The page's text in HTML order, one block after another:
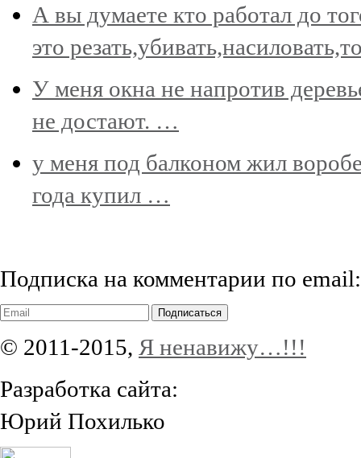
А вы думаете кто работал до
это
У меня окна не напротив
не достают. …
у меня под балконом жил
года купил …
Подписка на комментарии по email:
Подписаться
© 2011-2015, Я ненавижу…!!!
Разработка сайта:
Юрий Похилько